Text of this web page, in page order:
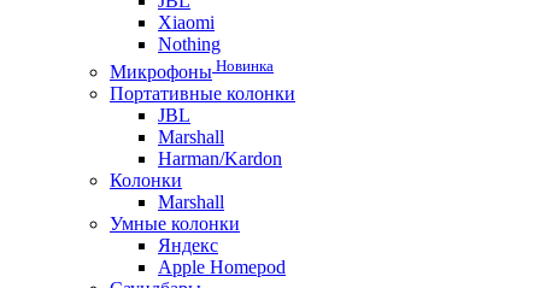
Xiaomi
Nothing
Микрофоны Новинка
Портативные колонки
JBL
Marshall
Harman/Kardon
Колонки
Marshall
Умные колонки
Яндекс
Apple Homepod